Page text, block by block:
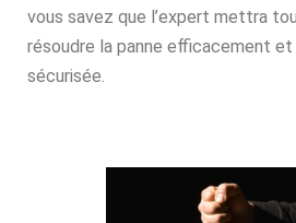
vous savez que l’expert mettra
résoudre la panne efficacement et
sécurisée.